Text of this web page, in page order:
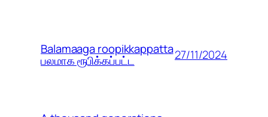
Balamaaga roopikkappatta
பலமாக ரூபிக்கப்பட்ட 27/11/2024